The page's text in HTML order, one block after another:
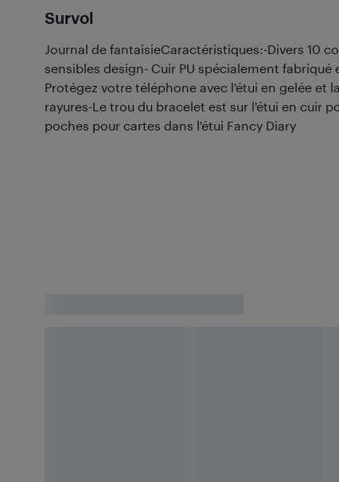
Survol
Journal de fantaisieCaractéristiques:-Divers 10
sensibles design- Cuir PU spécialement
Protégez votre téléphone avec l'étui en gelée et
rayures-Le trou du bracelet est sur l'étui en cuir
poches pour cartes dans l'étui Fancy Diary